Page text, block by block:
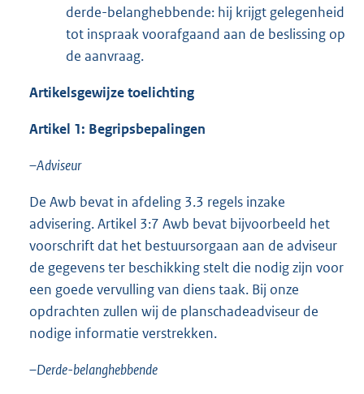
derde-belanghebbende: hij krijgt gelegenheid
tot inspraak voorafgaand aan de beslissing op
de aanvraag.
Artikelsgewijze toelichting
Artikel 1: Begripsbepalingen
–Adviseur
De Awb bevat in afdeling 3.3 regels inzake
advisering. Artikel 3:7 Awb bevat bijvoorbeeld het
voorschrift dat het bestuursorgaan aan de adviseur
de gegevens ter beschikking stelt die nodig zijn voor
een goede vervulling van diens taak. Bij onze
opdrachten zullen wij de planschadeadviseur de
nodige informatie verstrekken.
–Derde-belanghebbende